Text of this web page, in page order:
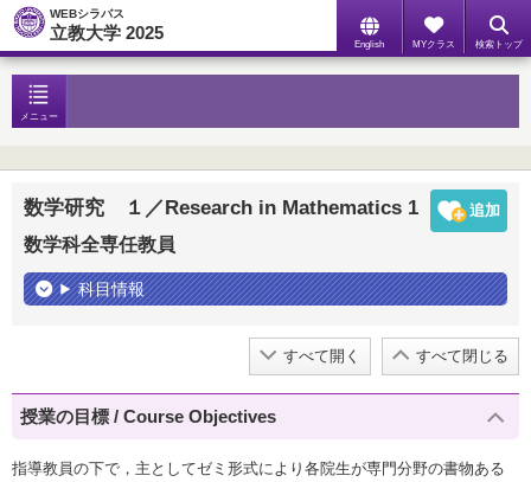
WEBシラバス
立教大学 2025
English MYクラス 検索トップ
メニュー
数学研究 １／Research in Mathematics 1
数学科全専任教員
科目情報
すべて開く すべて閉じる
授業の目標 / Course Objectives
指導教員の下で，主としてゼミ形式により各院生が専門分野の書物ある